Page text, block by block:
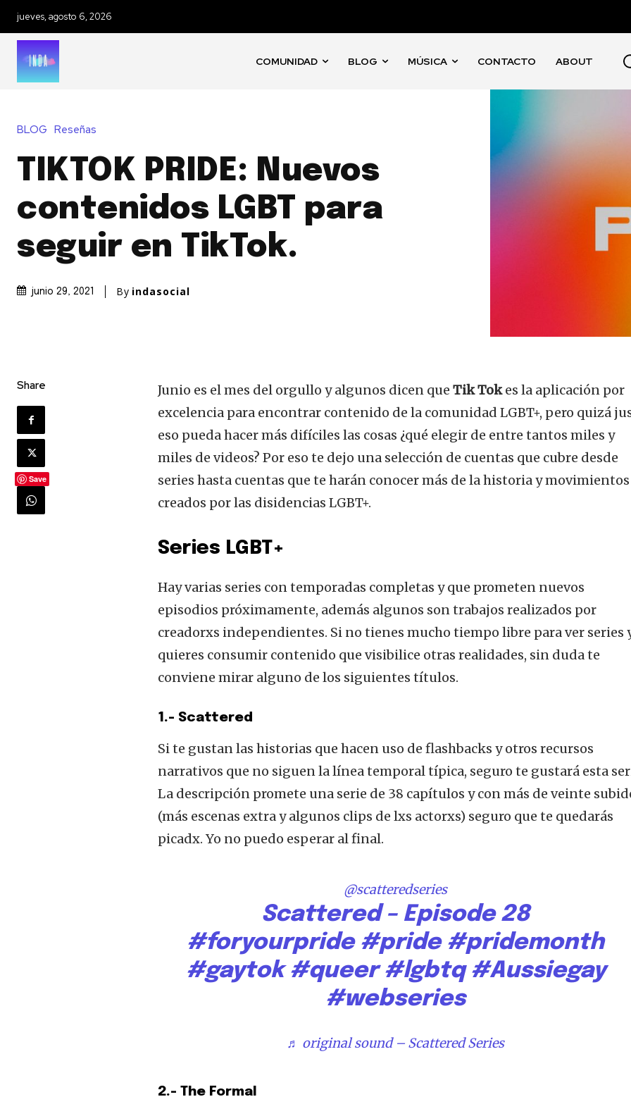
jueves, agosto 6, 2026
COMUNIDAD BLOG MÚSICA CONTACTO ABOUT
BLOG Reseñas
TIKTOK PRIDE: Nuevos
contenidos LGBT para
seguir en TikTok.
junio 29, 2021 By indasocial
Share
Save
Junio es el mes del orgullo y algunos dicen queTik Tokes la aplicación por
excelencia para encontrar contenido de la comunidad LGBT+, pero quizá
eso pueda hacer más difíciles las cosas ¿qué elegir de entre tantos miles y
miles de videos? Por eso te dejo una selección de cuentas que cubre desde
series hasta cuentas que te harán conocer más de la historia y movimientos
creados por las disidencias LGBT+.
Series LGBT+
Hay varias series con temporadas completas y que prometen nuevos
episodios próximamente, además algunos son trabajos realizados por
creadorxs independientes. Si no tienes mucho tiempo libre para ver series
quieres consumir contenido que visibilice otras realidades, sin duda te
conviene mirar alguno de los siguientes títulos.
1.- Scattered
Si te gustan las historias que hacen uso de flashbacks y otros recursos
narrativos que no siguen la línea temporal típica, seguro te gustará esta
La descripción promete una serie de 38 capítulos y con más de veinte
(más escenas extra y algunos clips de lxs actorxs) seguro que te quedarás
picadx. Yo no puedo esperar al final.
@scatteredseries
Scattered – Episode 28
#foryourpride #pride #pridemonth
#gaytok #queer #lgbtq #Aussiegay
#webseries
♬ original sound – Scattered Series
2.- The Formal